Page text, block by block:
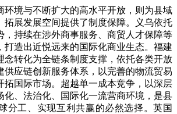
境与不断扩大的高水平开放，则为县域
拓展发展空间提供了制度保障。义乌依托
，持续在涉外商事服务、商贸人才保障等
打造出近悦远来的国际化商业生态。福建
念转化为全链条制度支撑，依托各类开放
供应链创新服务体系，以完善的物流贸易
拓国际市场。超越单一成本竞争，以深层
化、法治化、国际化一流营商环境，是县
分工、实现互利共赢的必然选择。英国